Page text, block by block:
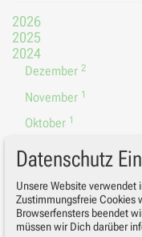
2026
2025
2024
Dezember 2
November 1
Oktober 1
September
Juli2
Juni1
Datenschutz
Unsere Website verwendet
Zustimmungsfreie Cookies
Browserfensters beendet
müssen wir Dich darüber